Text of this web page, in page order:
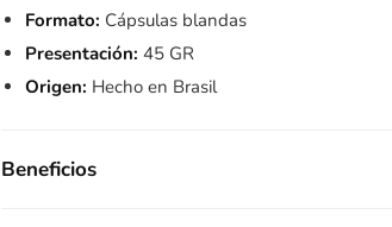
Formato: Cápsulas blandas
Presentación: 45 GR
Origen: Hecho en Brasil
Beneficios